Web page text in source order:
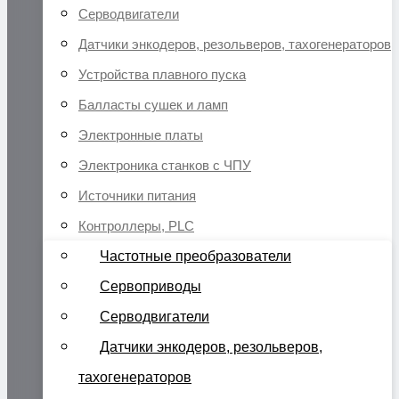
Серводвигатели
Датчики энкодеров, резольверов, тахогенераторов
Устройства плавного пуска
Балласты сушек и ламп
Электронные платы
Электроника станков с ЧПУ
Источники питания
Контроллеры, PLC
Частотные преобразователи
Сервоприводы
Серводвигатели
Датчики энкодеров, резольверов,
тахогенераторов